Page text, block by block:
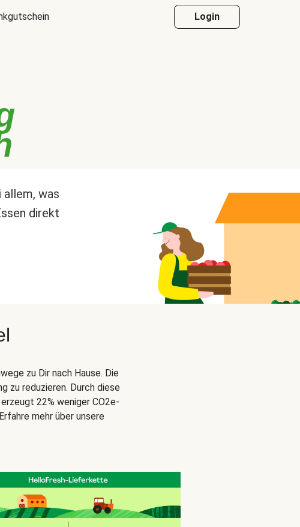
Login
was
direkt
zu Dir nach Hause. Die
zu reduzieren. Durch diese
22% weniger CO2e-
mehr über unsere